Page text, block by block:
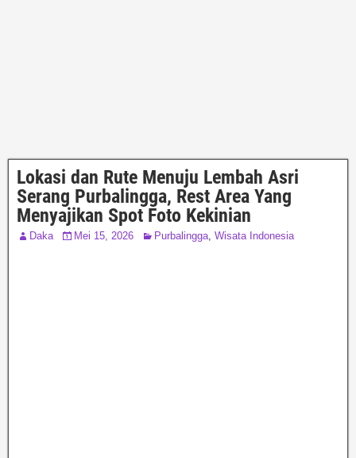
Lokasi dan Rute Menuju Lembah Asri
Serang Purbalingga, Rest Area Yang
Menyajikan Spot Foto Kekinian
Daka Mei 15, 2026 Purbalingga, Wisata Indonesia